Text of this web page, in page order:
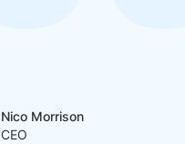
Nico Morrison
CEO